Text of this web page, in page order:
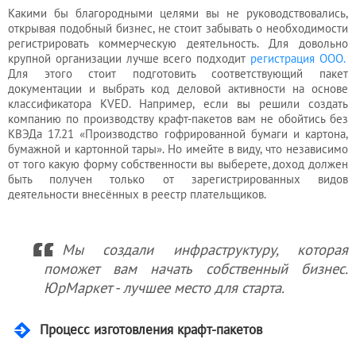
Какими бы благородными целями вы не руководствовались,
открывая подобный бизнес, не стоит забывать о необходимости
регистрировать коммерческую деятельность. Для довольно
крупной организации лучше всего подходит регистрация ООО.
Для этого стоит подготовить соответствующий пакет
документации и выбрать код деловой активности на основе
классификатора KVED. Например, если вы решили создать
компанию по производству крафт-пакетов вам не обойтись без
КВЭДа 17.21 «Производство гофрированной бумаги и картона,
бумажной и картонной тары». Но имейте в виду, что независимо
от того какую форму собственности вы выберете, доход должен
быть получен только от зарегистрированных видов
деятельности внесённых в реестр плательщиков.
Мы создали инфраструктуру, которая
поможет вам начать собственный бизнес.
ЮрМаркет - лучшее место для старта.
Процесс изготовления крафт-пакетов